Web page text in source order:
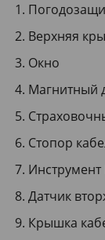
Верхняя
Окно
Магнитный
Стопор
Инструмент
Датчик
Крышка